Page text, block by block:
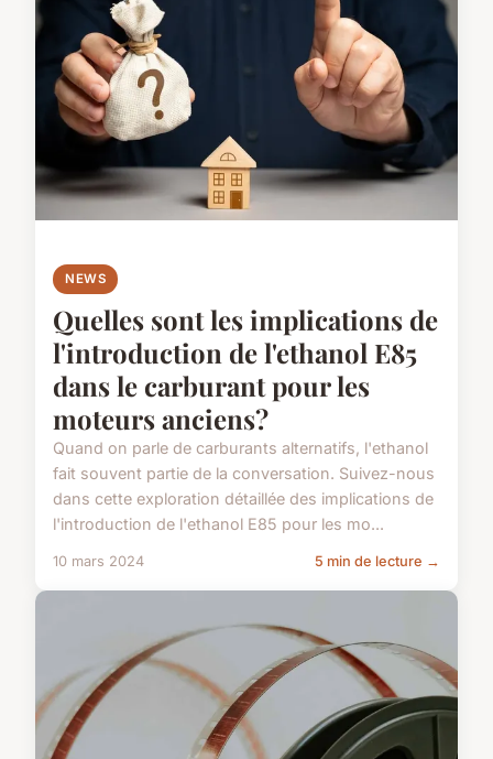
NEWS
Quelles sont les implications de
l'introduction de l'ethanol E85
dans le carburant pour les
moteurs anciens?
Quand on parle de carburants alternatifs, l'ethanol
fait souvent partie de la conversation. Suivez-nous
dans cette exploration détaillée des implications de
l'introduction de l'ethanol E85 pour les mo...
10 mars 2024 5 min de lecture →